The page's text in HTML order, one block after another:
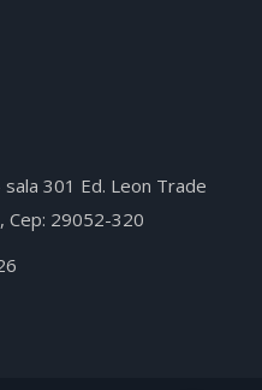
301 Ed. Leon Trade
Cep: 29052-320